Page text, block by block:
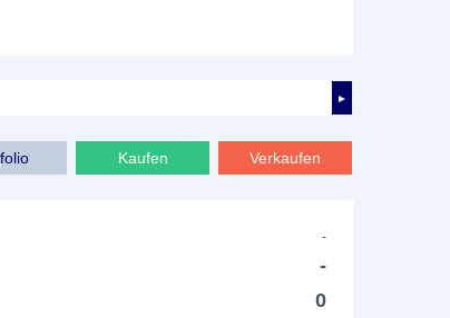
►
Verkaufen
Kaufen
-
-
0